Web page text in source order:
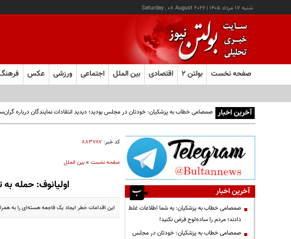
شنبه ۱۷ مرداد ۱۴۰۵ |
Saturday , 08 August 2026
صفحه نخست بولتن ۲ اقتصادی بین الملل اجتماعی ورزشی عکس
آخرین اخبار صمصامی خطاب به پزشکیان: خودتان در مجلس بودید؛ دیدید انتقادات نمایندگان درباره
کد خبر: ۸۸۳۷۸۷
صفحه نخست»بین الملل
اولیانوف: حمله
این اقدامات خطر ایجاد یک فاجعه هسته‌ای را به
آخرین اخبار
صمصامی خطاب به پزشکیان: به شما اطلاعات غلط
دادند؛ مردم را ساده‌لوح فرض نکنید!
صمصامی خطاب به پزشکیان: خودتان در مجلس